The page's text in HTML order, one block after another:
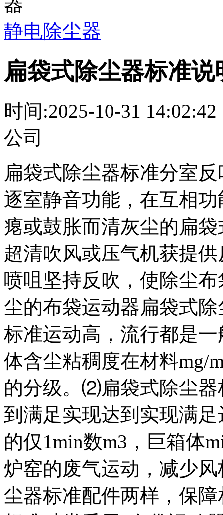
静电除尘器
扁袋式除尘器标准说
时间:2025-10-31
公司
扁袋式除尘器标准分室
逐室静音功能，在互相
瘪或鼓胀而清灰尘的扁
超清吹风或压气机获提
喷咀坚持反吹，使除尘
尘的布袋运动器扁袋式
标准运动高，流行都是
体含尘粘稠度在材料mg/
的分级。⑵扁袋式除尘器
到满足实现达到实现满
的仅1min数m3，巨箱体
炉窑的废气运动，减少
尘器标准配件两样，保